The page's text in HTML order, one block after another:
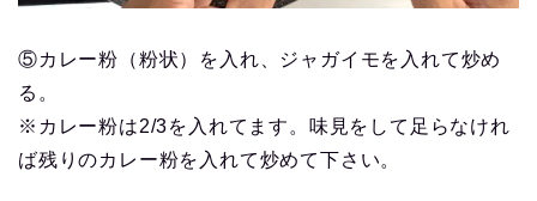
⑤カレー粉（粉状）を入れ、ジャガイモを入れて炒め
る。
※カレー粉は2/3を入れてます。味見をして足らなけれ
ば残りのカレー粉を入れて炒めて下さい。